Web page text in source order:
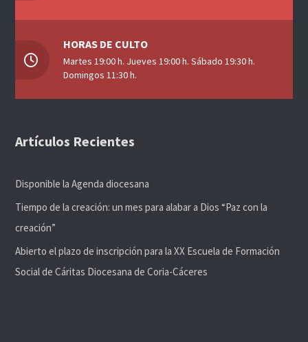
HORAS DE CULTO
Martes 19:00 h. Jueves 19:00 h. Sábado 19:30 h.
Domingos 11:30 h.
Artículos Recientes
Disponible la Agenda diocesana
Tiempo de la creación: un mes para alabar a Dios “Paz con la
creación”
Abierto el plazo de inscripción para la XX Escuela de Formación
Social de Cáritas Diocesana de Coria-Cáceres